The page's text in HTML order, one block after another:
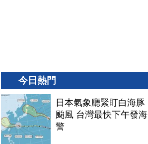
今日熱門
日本氣象廳緊盯白海豚
颱風 台灣最快下午發海
警